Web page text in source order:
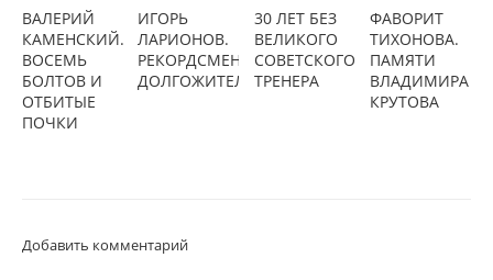
ВАЛЕРИЙ
КАМЕНСКИЙ.
ВОСЕМЬ
БОЛТОВ И
ОТБИТЫЕ
ПОЧКИ
ИГОРЬ
ЛАРИОНОВ.
РЕКОРДСМЕН-
ДОЛГОЖИТЕЛЬ
30 ЛЕТ БЕЗ
ВЕЛИКОГО
СОВЕТСКОГО
ТРЕНЕРА
ФАВОРИТ
ТИХОНОВА.
ПАМЯТИ
ВЛАДИМИРА
КРУТОВА
Добавить комментарий